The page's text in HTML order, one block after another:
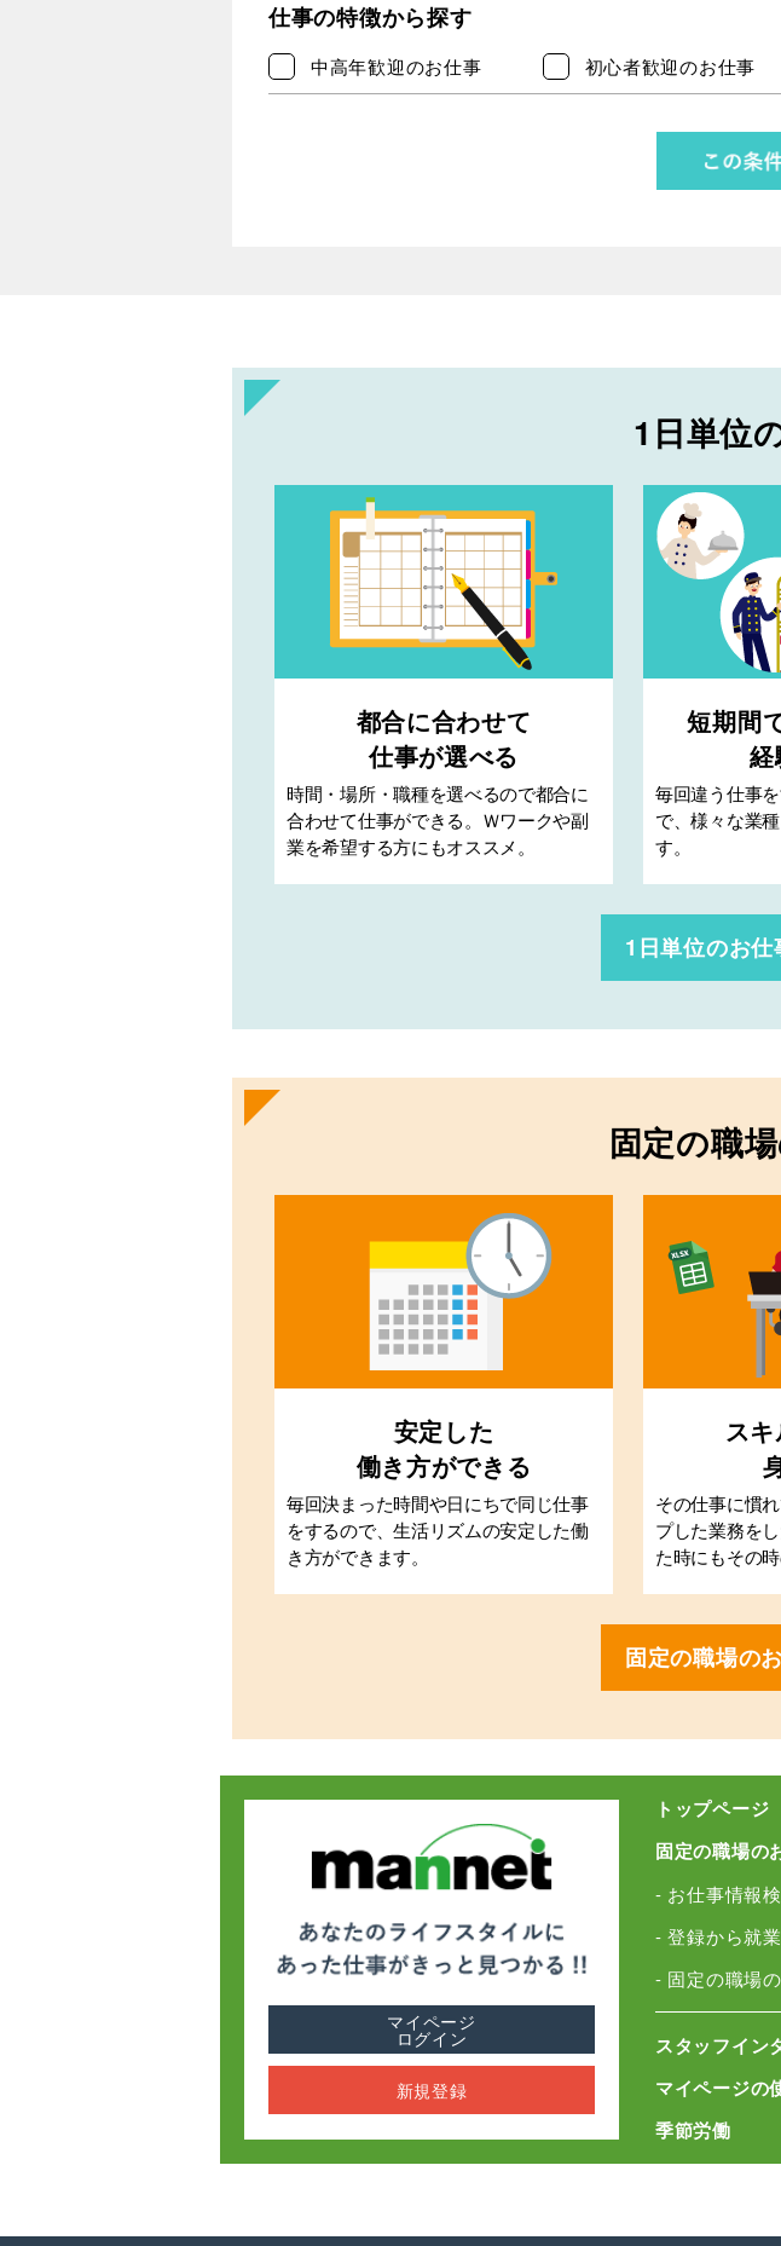
仕事の特徴から探す
中高年歓迎のお仕事 初心者歓迎のお仕事
1日単位
都合に合わせて
仕事が選べる
時間・場所・職種を選べるので都合に
合わせて仕事ができる。Ｗワークや副
業を希望する方にもオススメ。
短期間
経
毎回違う仕事
で、様々な業
す。
1日単位のお
固定の職
安定した
働き方ができる
毎回決まった時間や日にちで同じ仕事
をするので、生活リズムの安定した働
き方ができます。
ス
その仕事に慣
プした業務を
た時にもその
固定の職場の
マイページ
ログイン
新規登録
トップページ
固定の職場の
- お仕事情報
- 登録から就
- 固定の職場
スタッフイン
マイページの
季節労働